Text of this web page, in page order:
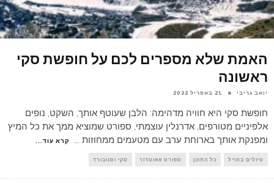
האמת שלא מספרים לכם על חופשת סקי
ראשונה
יואב גריבי 21 באפריל 2022
חופשת סקי היא חוויה מדהימה: הלבן שעוטף אותך, השקט, נופים
אלפיניים מטורפים, אדרנלין עוצמתי, ספורט שמוציא ממך את כל המיץ
ומפנקת אותך בארוחת ערב עם מטעמים ממחוזות ... קרא עוד...
טיולים בחו"ל כל התוכן ספורט אאוטדור סקי וסנובורד